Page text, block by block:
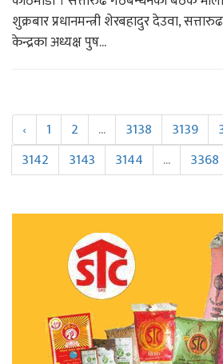
शुक्रबार प्रधानमन्त्री शेरबहादुर देउवा,
केन्द्रका अध्यक्ष पुष...
‹ 1 2 ... 3138 3139
3142
3143 3144 ... 3368